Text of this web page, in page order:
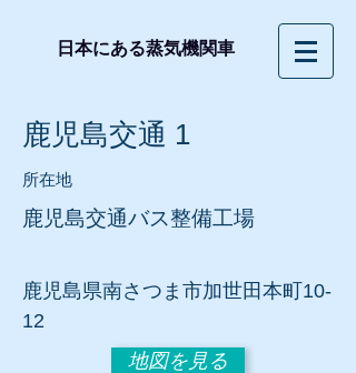
日本にある蒸気機関車
鹿児島交通 1
所在地
鹿児島交通バス整備工場
鹿児島県南さつま市加世田本町10-
12
地図を見る